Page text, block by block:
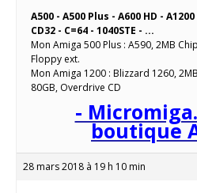
A500 - A500 Plus - A600 HD -
CD32 - C=64 - 1040STE - ...
Mon Amiga 500 Plus : A590, 2MB
Floppy ext.
Mon Amiga 1200 : Blizzard 1260,
80GB, Overdrive CD
-
boutique
28 mars 2018 à 19 h 10 min